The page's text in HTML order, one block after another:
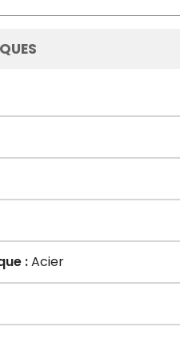
:Acier